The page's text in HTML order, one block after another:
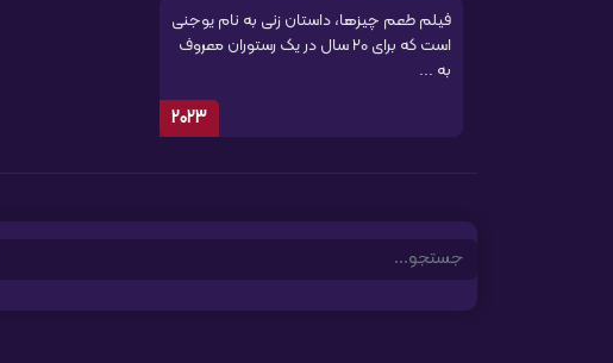
فیلم طعم چیزها، داستان زنی به نام یوجنی
است که برای 20 سال در یک رستوران معروف
به ...
2023
Search